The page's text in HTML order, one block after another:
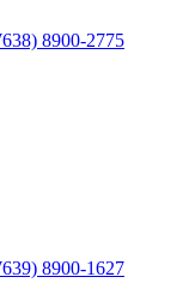
8900-2775
8900-1627